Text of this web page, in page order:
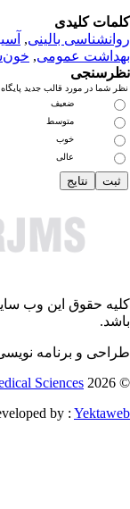
کلیدی
بالینی,
عمومی,
شما در مورد قالب جدید پایگاه
ضعیف
متوسط
خوب
عالی
حقوق این وب
و برنامه نویسی
©
Sciences
by :